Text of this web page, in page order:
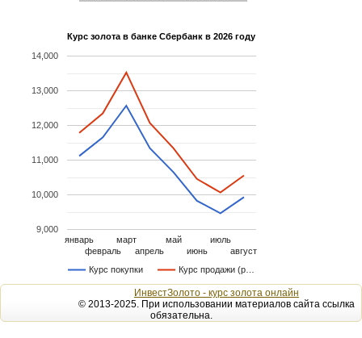
Курс золота в банке Сбербанк в 2026 году
Курс покупки Курс продажи (р…
январь
февраль
март
апрель
май
июнь
июль
август
9,000
10,000
11,000
12,000
13,000
14,000
ИнвестЗолото - курс золота онлайн
© 2013-2025. При использовании материалов сайта ссылка
обязательна.